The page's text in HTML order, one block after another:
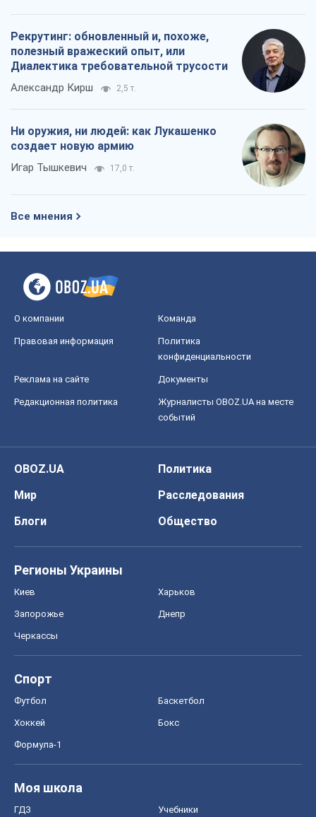
Рекрутинг: обновленный и, похоже,
полезный вражеский опыт, или
Диалектика требовательной трусости
Александр Кирш 2,5 т.
Ни оружия, ни людей: как Лукашенко
создает новую армию
Игар Тышкевич 17,0 т.
Все мнения
О компании Команда
Правовая информация
Политика
конфиденциальности
Реклама на сайте Документы
Редакционная политика
Журналисты OBOZ.UA на месте
событий
OBOZ.UA
Политика
Мир
Расследования
Блоги
Общество
Регионы Украины
Киев Харьков
Запорожье Днепр
Черкассы
Спорт
Футбол Баскетбол
Хоккей Бокс
Формула-1
Моя школа
ГДЗ Учебники